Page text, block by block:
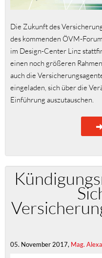
Die Zukunft des
des kommenden ÖVM-
im Design-Center Linz
einen noch größeren
auch die
eingeladen, sich über die
Einführung auszutauschen.
05. November 2017, Mag.